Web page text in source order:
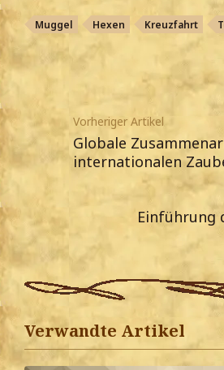
Muggel Hexen Kreuzfahrt
Vorheriger Artikel
Globale
internationalen
Einführung
Verwandte Artikel